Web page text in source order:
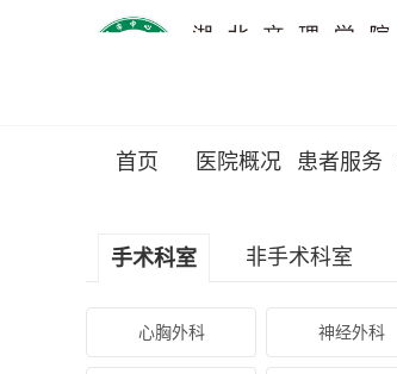
首页 医院概况 患者服务
手术科室 非手术科室
心胸外科 神经外科